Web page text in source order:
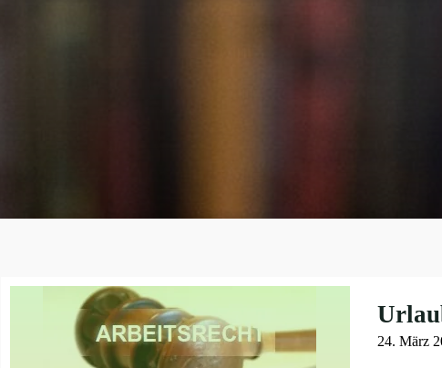
24. März